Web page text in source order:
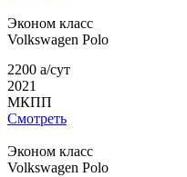
Эконом класс
Volkswagen Polo
2200 a/сут
2021
МКПП
Смотреть
Эконом класс
Volkswagen Polo